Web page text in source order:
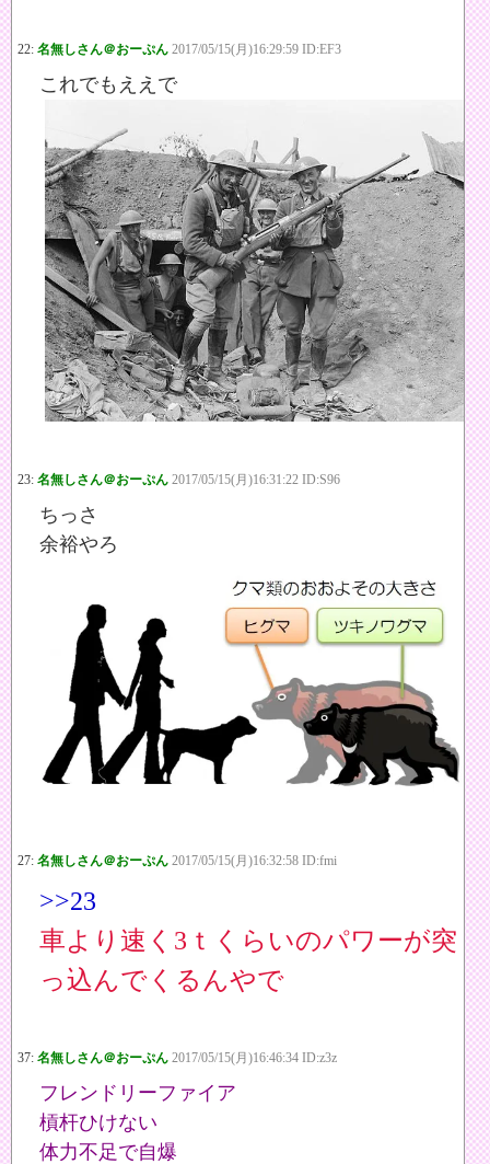
22: 名無しさん＠おーぷん 2017/05/15(月)16:29:59 ID:EF3
これでもええで
23: 名無しさん＠おーぷん 2017/05/15(月)16:31:22 ID:S96
ちっさ
余裕やろ
27: 名無しさん＠おーぷん 2017/05/15(月)16:32:58 ID:fmi
>>23
車より速く3ｔくらいのパワーが突
っ込んでくるんやで
37: 名無しさん＠おーぷん 2017/05/15(月)16:46:34 ID:z3z
フレンドリーファイア
槓杆ひけない
体力不足で自爆